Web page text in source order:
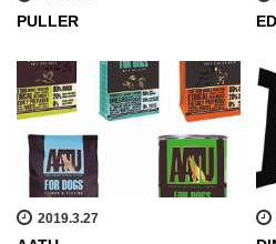
PULLER
2019.3.27